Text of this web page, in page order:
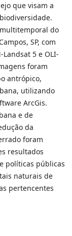
que visam a
do
SP, com
5 e OLI-
foram
antrópico,
utilizando
ArcGis.
e de
da
foram
resultados
políticas públicas
naturais de
pertencentes